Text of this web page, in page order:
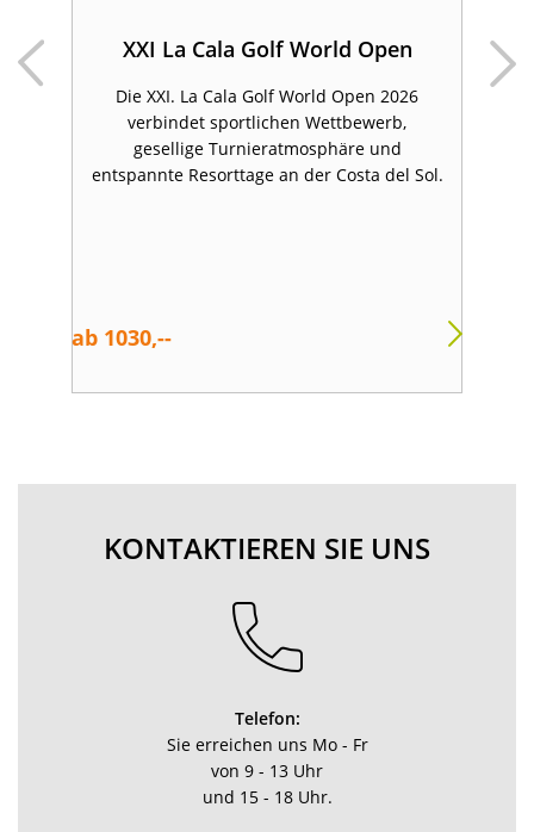
XXI La Cala Golf World Open
Die XXI. La Cala Golf World Open 2026
verbindet sportlichen Wettbewerb,
gesellige Turnieratmosphäre und
entspannte Resorttage an der Costa del Sol.
ab 1030,--
KONTAKTIEREN SIE UNS
Telefon:
Sie erreichen uns Mo - Fr
von 9 - 13 Uhr
und 15 - 18 Uhr.